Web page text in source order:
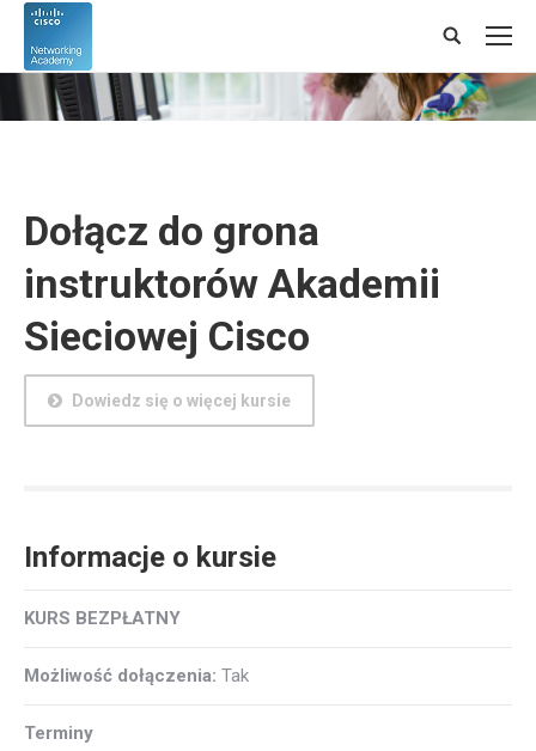
Search:
Dołącz do grona
instruktorów Akademii
Sieciowej Cisco
Dowiedz się o więcej kursie
Informacje o kursie
KURS BEZPŁATNY
Możliwość dołączenia: Tak
Terminy